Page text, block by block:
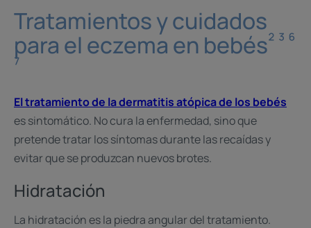
Tratamientos y cuidados
para el eczema en bebés² ³ ⁶
⁷
El tratamiento de la dermatitis atópica de los bebés
es sintomático. No cura la enfermedad, sino que
pretende tratar los síntomas durante las recaídas y
evitar que se produzcan nuevos brotes.
Hidratación
La hidratación es la piedra angular del tratamiento.